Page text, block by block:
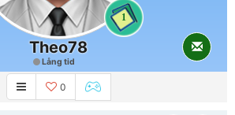
1
Theo78
Lång tid
0